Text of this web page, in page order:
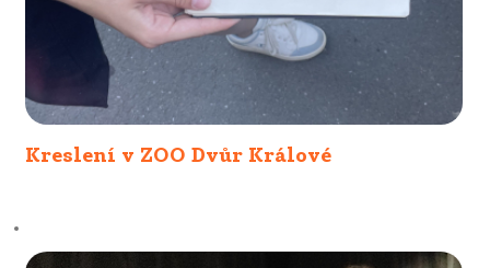
Kreslení v ZOO Dvůr Králové